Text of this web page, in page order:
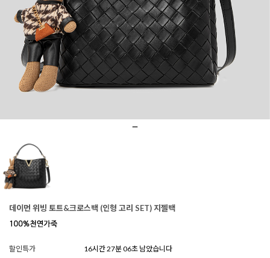
데이먼 위빙 토트&크로스백 (인형 고리 SET) 지젤백
할인특가
16시간 27분 04초 남았습니다